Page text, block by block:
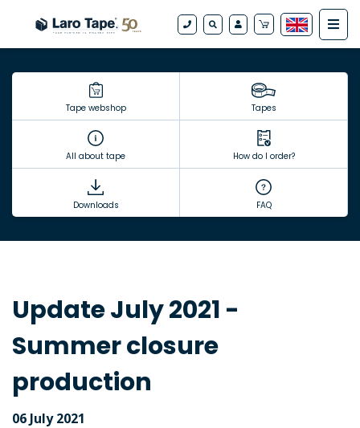
Tape webshop Tapes
All about tape How do I order?
Downloads FAQ
Update July 2021 -
Summer closure
production
06 July 2021